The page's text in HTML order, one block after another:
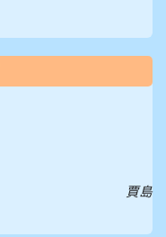
賈島